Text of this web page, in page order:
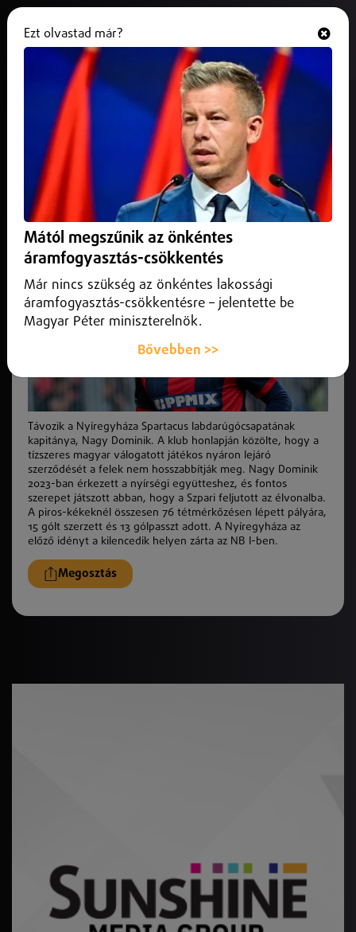
Távozik Nagy Dominik a
Nyíregyháza Spartacustól
2026. június 17. Nyíregyháza
A Nyíregyháza az előző idényt a kilencedik helyen zárta az
Távozik a Nyíregyháza Spartacus labdarúgócsapatának
kapitánya, Nagy Dominik. A klub honlapján közölte, hogy a
tízszeres magyar válogatott játékos nyáron lejáró
szerződését a felek nem hosszabbítják meg. Nagy Dominik
2023-ban érkezett a nyírségi együtteshez, és fontos
szerepet játszott abban, hogy a Szpari feljutott az élvonalba.
A piros- kékeknél összesen 76 tétmérkőzésen lépett pályára,
15 gólt szerzett és 13 gólpasszt adott. A Nyíregyháza az
előző idényt a kilencedik helyen zárta az NB I-ben.
Megosztás
Ezt olvastad már?
Mától megszűnik az önkéntes
áramfogyasztás-csökkentés
Már nincs szükség az önkéntes lakossági
áramfogyasztás-csökkentésre – jelentette be
Magyar Péter miniszterelnök.
Bővebben >>